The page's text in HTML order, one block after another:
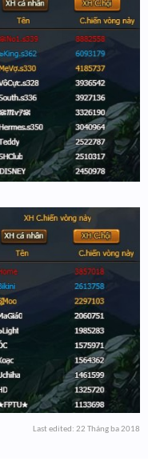
Last edited: 22 Tháng ba 2018